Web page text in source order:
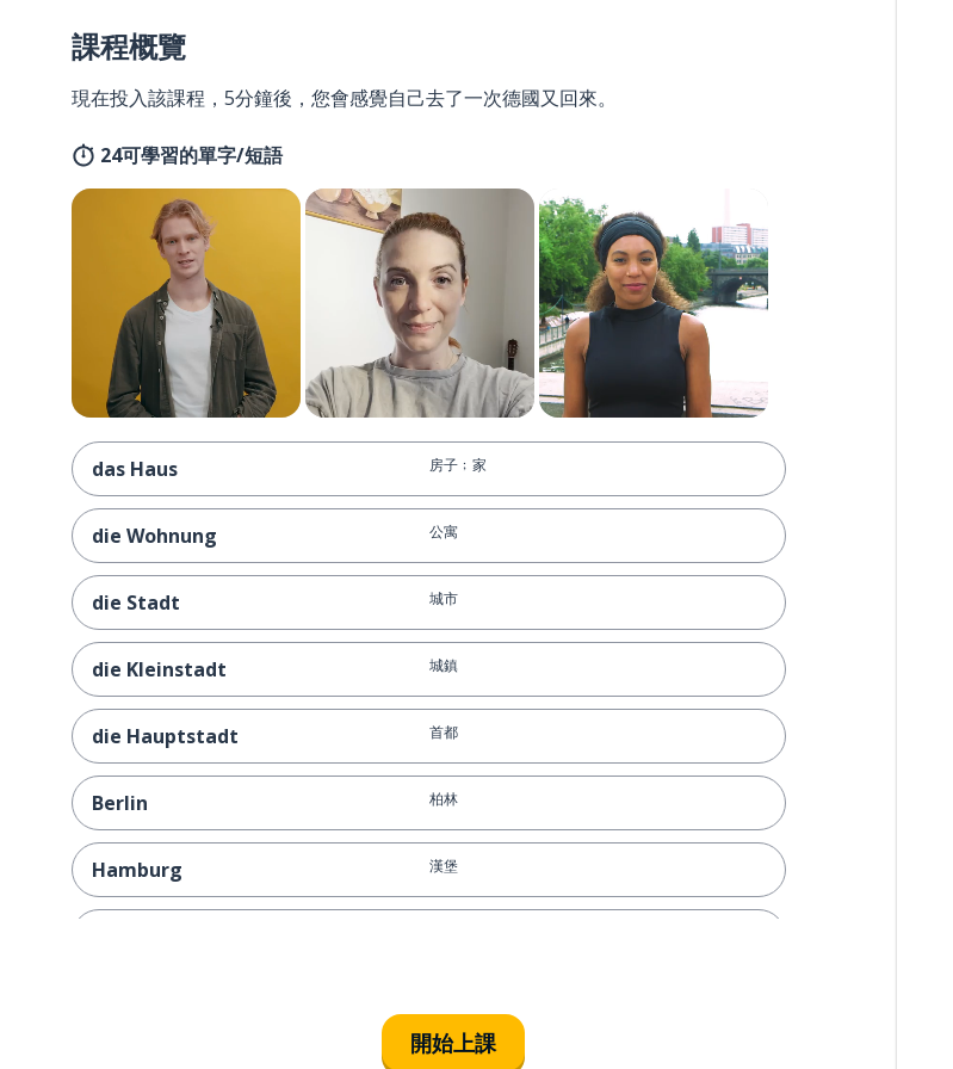
課程概覽
現在投入該課程，5分鐘後，您會感覺自己去了一次德國又回來。
24可學習的單字/短語
das Haus 房子﹔家
die Wohnung 公寓
die Stadt 城市
die Kleinstadt 城鎮
die Hauptstadt 首都
Berlin 柏林
Hamburg 漢堡
開始上課